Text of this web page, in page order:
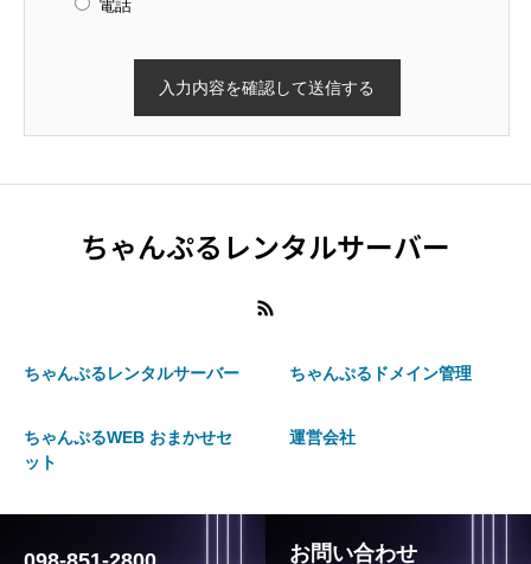
電話
ちゃんぷるレンタルサーバー
ちゃんぷるレンタルサーバー ちゃんぷるドメイン管理
ちゃんぷるWEB おまかせセ
ット
運営会社
お問い合わせ